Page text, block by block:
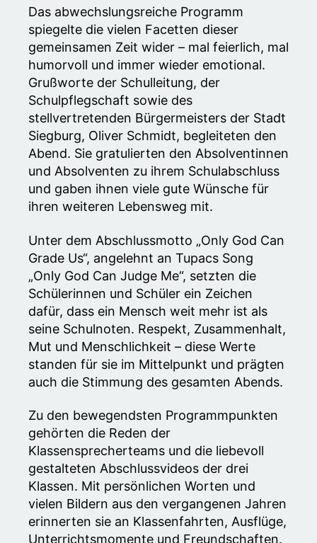
Das abwechslungsreiche Programm
spiegelte die vielen Facetten dieser
gemeinsamen Zeit wider – mal feierlich, mal
humorvoll und immer wieder emotional.
Grußworte der Schulleitung, der
Schulpflegschaft sowie des
stellvertretenden Bürgermeisters der Stadt
Siegburg, Oliver Schmidt, begleiteten den
Abend. Sie gratulierten den Absolventinnen
und Absolventen zu ihrem Schulabschluss
und gaben ihnen viele gute Wünsche für
ihren weiteren Lebensweg mit.
Unter dem Abschlussmotto „Only God Can
Grade Us“, angelehnt an Tupacs Song
„Only God Can Judge Me“, setzten die
Schülerinnen und Schüler ein Zeichen
dafür, dass ein Mensch weit mehr ist als
seine Schulnoten. Respekt, Zusammenhalt,
Mut und Menschlichkeit – diese Werte
standen für sie im Mittelpunkt und prägten
auch die Stimmung des gesamten Abends.
Zu den bewegendsten Programmpunkten
gehörten die Reden der
Klassensprecherteams und die liebevoll
gestalteten Abschlussvideos der drei
Klassen. Mit persönlichen Worten und
vielen Bildern aus den vergangenen Jahren
erinnerten sie an Klassenfahrten, Ausflüge,
Unterrichtsmomente und Freundschaften.